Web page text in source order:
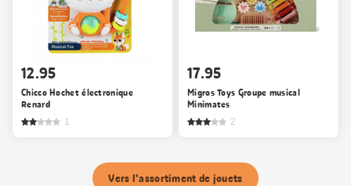
12.95
Chicco Hochet électronique
Renard
1
17.95
Migros Toys Groupe musical
Minimates
2
Vers l'assortiment de jouets